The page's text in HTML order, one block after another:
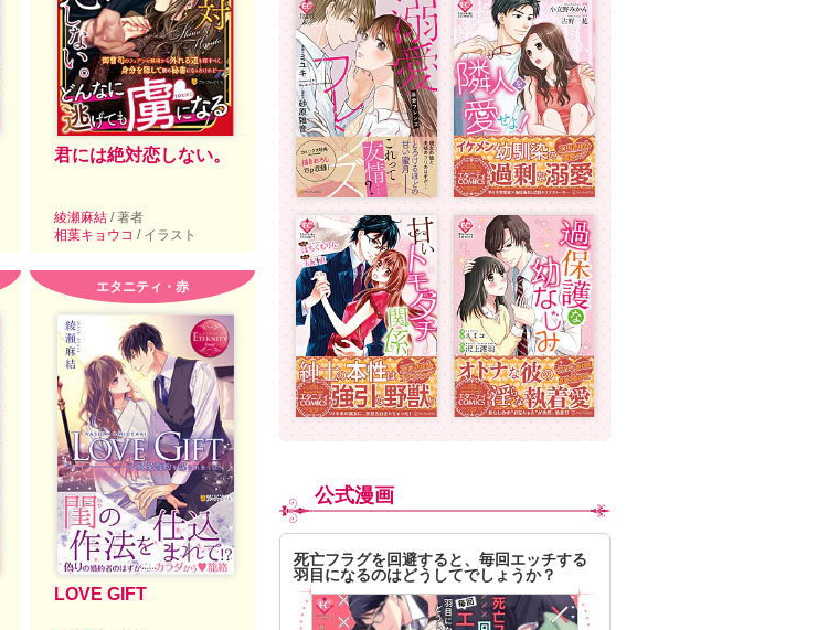
君には絶対恋しない。
綾瀬麻結 / 著者
相葉キョウコ / イラスト
エタニティ・赤
LOVE GIFT
公式漫画
死亡フラグを回避すると、毎回エッチする
羽目になるのはどうしてでしょうか？